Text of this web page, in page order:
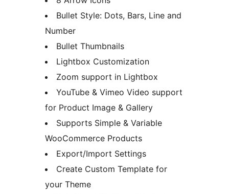
Bullet Style: Dots, Bars, Line and
Number
Bullet Thumbnails
Lightbox Customization
Zoom support in Lightbox
YouTube & Vimeo Video support
for Product Image & Gallery
Supports Simple & Variable
WooCommerce Products
Export/Import Settings
Create Custom Template for
your Theme